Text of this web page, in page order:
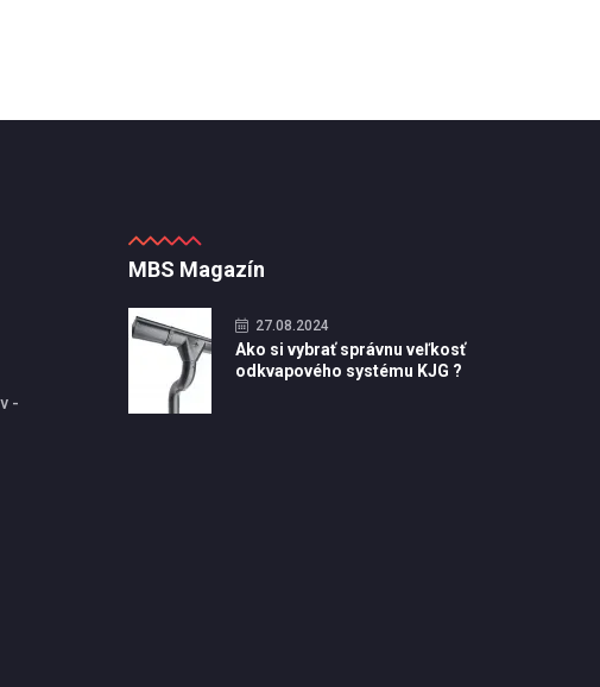
-
MBS Magazín
27.08.2024
Ako si vybrať správnu veľkosť
odkvapového systému KJG ?